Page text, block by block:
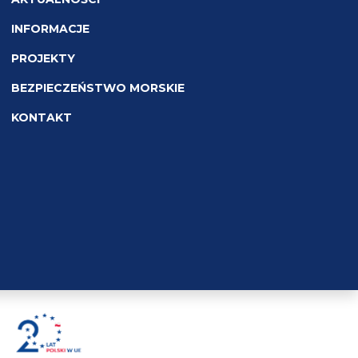
INFORMACJE
PROJEKTY
BEZPIECZEŃSTWO MORSKIE
KONTAKT